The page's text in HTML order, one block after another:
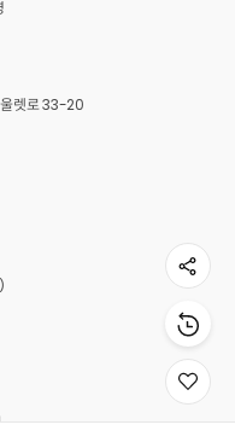
울렛로 33-20
위
시